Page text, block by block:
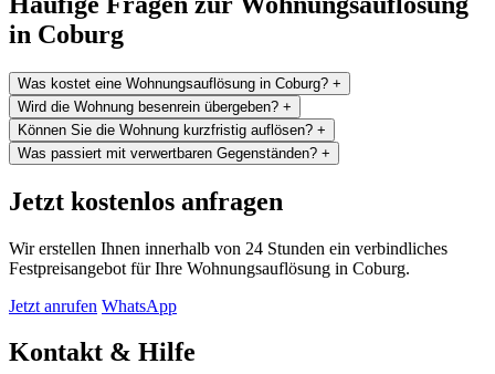
in Coburg
Was kostet eine Wohnungsauflösung in Coburg? +
Wird die Wohnung besenrein übergeben? +
Können Sie die Wohnung kurzfristig auflösen? +
Was passiert mit verwertbaren Gegenständen? +
Jetzt kostenlos anfragen
Wir erstellen Ihnen innerhalb von 24 Stunden ein verbindliches
Festpreisangebot für Ihre Wohnungsauflösung in Coburg.
Jetzt anrufen WhatsApp
Kontakt & Hilfe